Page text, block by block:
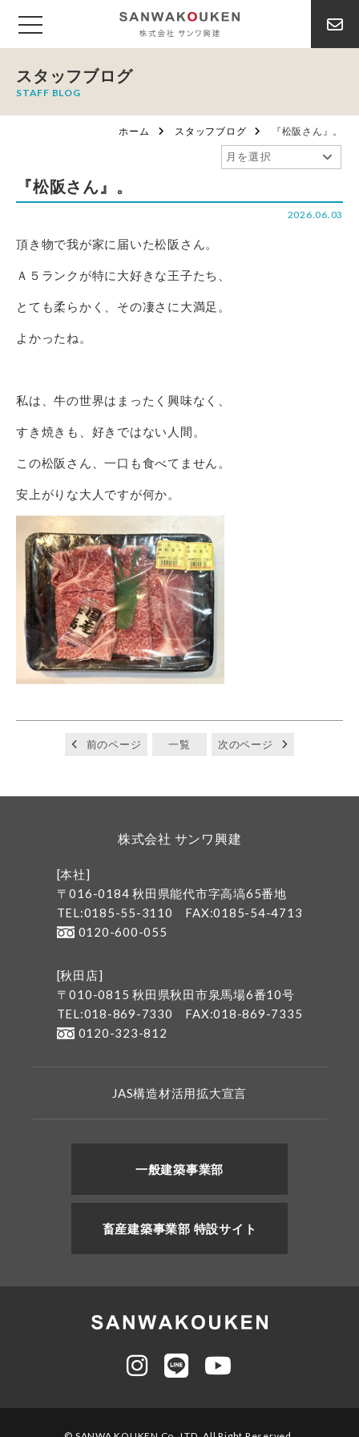
スタッフブログ
STAFF BLOG
ホーム スタッフブログ 『松阪さん』。
『松阪さん』。
2026.06.03
頂き物で我が家に届いた松阪さん。
Ａ５ランクが特に大好きな王子たち、
とても柔らかく、その凄さに大満足。
よかったね。
私は、牛の世界はまったく興味なく、
すき焼きも、好きではない人間。
この松阪さん、一口も食べてません。
安上がりな大人ですが何か。
前のページ 一覧 次のページ
株式会社 サンワ興建
[本社]
〒016-0184 秋田県能代市字高塙65番地
TEL:0185-55-3110
FAX:0185-54-4713
0120-600-055
[秋田店]
〒010-0815 秋田県秋田市泉馬場6番10号
TEL:018-869-7330
FAX:018-869-7335
0120-323-812
JAS構造材活用拡大宣言
一般建築事業部
畜産建築事業部 特設サイト